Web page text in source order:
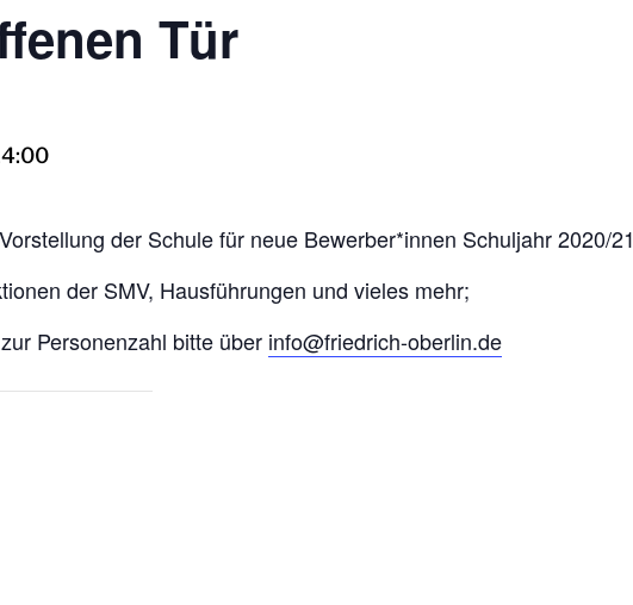
Tür
der Schule für neue Bewerber*innen Schuljahr 2020/21
der SMV, Hausführungen und vieles mehr;
Personenzahl bitte über info@friedrich-oberlin.de